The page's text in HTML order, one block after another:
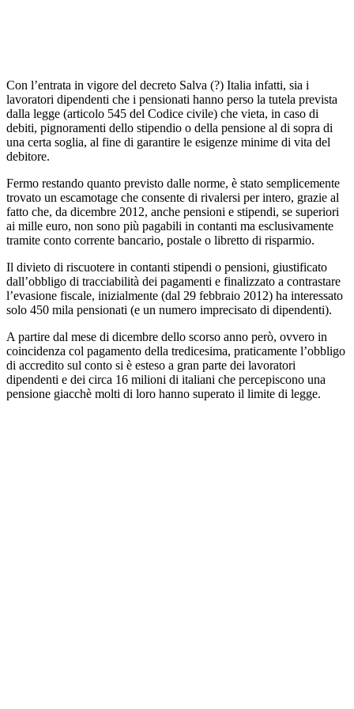
Con l’entrata in vigore del decreto Salva (?) Italia infatti, sia i
lavoratori dipendenti che i pensionati hanno perso la tutela prevista
dalla legge (articolo 545 del Codice civile) che vieta, in caso di
debiti, pignoramenti dello stipendio o della pensione al di sopra di
una certa soglia, al fine di garantire le esigenze minime di vita del
debitore.
Fermo restando quanto previsto dalle norme, è stato semplicemente
trovato un escamotage che consente di rivalersi per intero, grazie al
fatto che, da dicembre 2012, anche pensioni e stipendi, se superiori
ai mille euro, non sono più pagabili in contanti ma esclusivamente
tramite conto corrente bancario, postale o libretto di risparmio.
Il divieto di riscuotere in contanti stipendi o pensioni, giustificato
dall’obbligo di tracciabilità dei pagamenti e finalizzato a contrastare
l’evasione fiscale, inizialmente (dal 29 febbraio 2012) ha interessato
solo 450 mila pensionati (e un numero imprecisato di dipendenti).
A partire dal mese di dicembre dello scorso anno però, ovvero in
coincidenza col pagamento della tredicesima, praticamente l’obbligo
di accredito sul conto si è esteso a gran parte dei lavoratori
dipendenti e dei circa 16 milioni di italiani che percepiscono una
pensione giacchè molti di loro hanno superato il limite di legge.